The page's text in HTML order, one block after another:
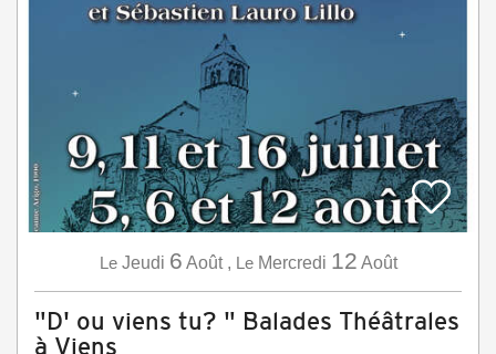
Le Jeudi 6 Août, Le Mercredi 12 Août
"D' ou viens tu? " Balades Théâtrales
à Viens